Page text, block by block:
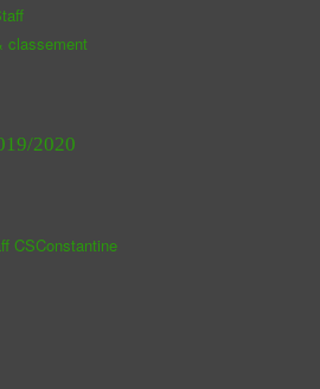
classement
2020
CSConstantine